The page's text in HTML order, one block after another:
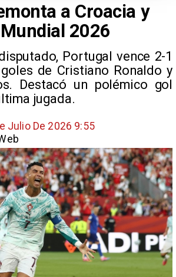
a Croacia y
2026
Portugal vence 2-1
de Cristiano Ronaldo y
Destacó un polémico gol
jugada.
Julio De 2026 9:55